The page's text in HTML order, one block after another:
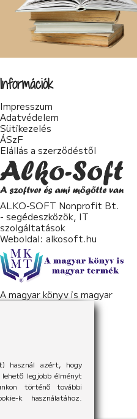
használ azért, hogy
lehető legjobb élményt
történő további
k használatához.
Információk
Impresszum
Adatvédelem
Sütikezelés
ÁSzF
Elállás a szerződéstől
ALKO-SOFT Nonprofit Bt.
- segédeszközök, IT
szolgáltatások
Weboldal: alkosoft.hu
A magyar könyv is magyar
termék